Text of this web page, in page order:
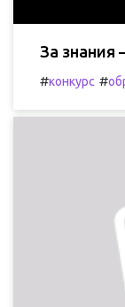
За знания
#конкурс #